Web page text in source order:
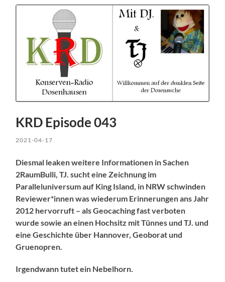
KRD Episode 043
2021-04-17
Diesmal leaken weitere Informationen in Sachen
2RaumBulli, TJ. sucht eine Zeichnung im
Paralleluniversum auf King Island, in NRW schwinden
Reviewer*innen was wiederum Erinnerungen ans Jahr
2012 hervorruft – als Geocaching fast verboten
wurde sowie an einen Hochsitz mit Tünnes und TJ. und
eine Geschichte über Hannover, Geoborat und
Gruenopren.
Irgendwann tutet ein Nebelhorn.